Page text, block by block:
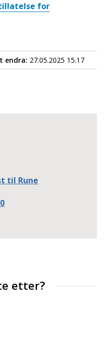
for
endra 27.05.2025 15.17
til Rune
etter?